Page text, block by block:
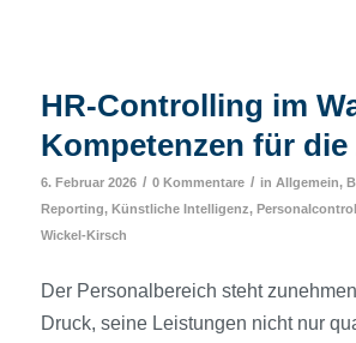
HR-Controlling im
Kompetenzen für
6. Februar 2026 / 0 Kommentare / in Allgemein,
Reporting, Künstliche Intelligenz,
Wickel-Kirsch
Der Personalbereich steht
Druck, seine Leistungen nicht nur